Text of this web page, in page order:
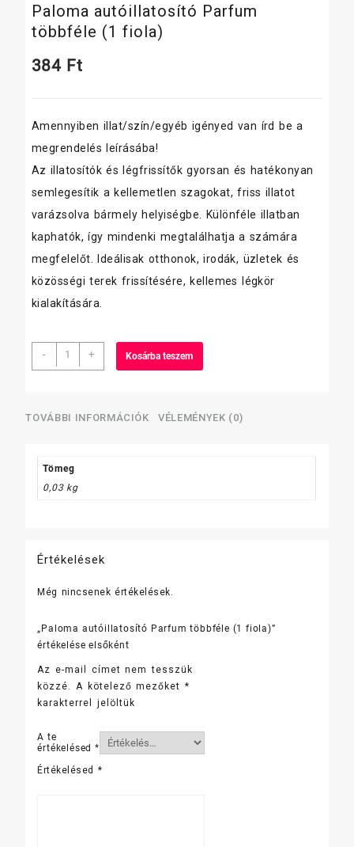
Paloma autóillatosító Parfum
többféle (1 fiola)
384 Ft
Amennyiben illat/szín/egyéb igényed van írd be a
megrendelés leírásába!
Az illatosítók és légfrissítők gyorsan és hatékonyan
semlegesítik a kellemetlen szagokat, friss illatot
varázsolva bármely helyiségbe. Különféle illatban
kaphatók, így mindenki megtalálhatja a számára
megfelelőt. Ideálisak otthonok, irodák, üzletek és
közösségi terek frissítésére, kellemes légkör
kialakítására.
-
Paloma
autóillatosító
(1
+ Kosárba teszem
TOVÁBBI INFORMÁCIÓK VÉLEMÉNYEK (0)
Tömeg
0,03 kg
Értékelések
Még nincsenek értékelések.
„Paloma autóillatosító Parfum többféle (1 fiola)”
értékelése elsőként
Az e-mail címet nem tesszük
közzé.
A kötelező mezőket *
karakterrel jelöltük
A te
értékelésed*
Értékelésed *